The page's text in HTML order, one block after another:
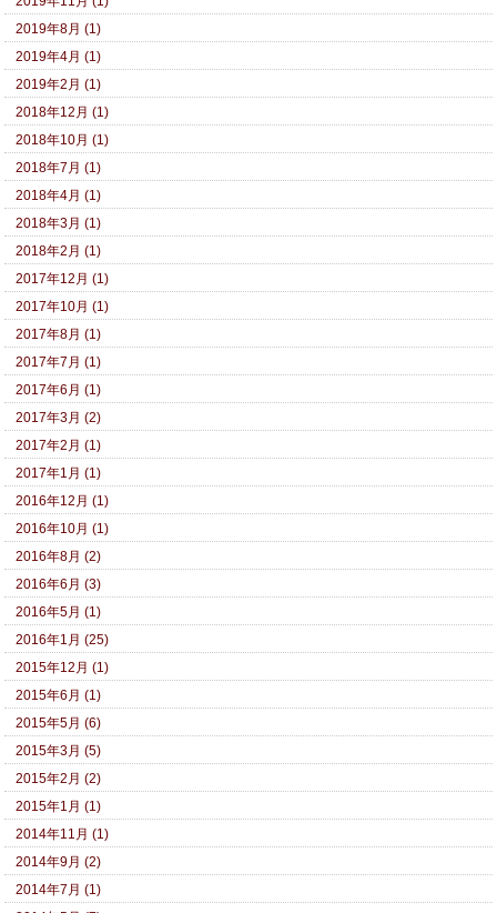
2019年8月 (1)
2019年4月 (1)
2019年2月 (1)
2018年12月 (1)
2018年10月 (1)
2018年7月 (1)
2018年4月 (1)
2018年3月 (1)
2018年2月 (1)
2017年12月 (1)
2017年10月 (1)
2017年8月 (1)
2017年7月 (1)
2017年6月 (1)
2017年3月 (2)
2017年2月 (1)
2017年1月 (1)
2016年12月 (1)
2016年10月 (1)
2016年8月 (2)
2016年6月 (3)
2016年5月 (1)
2016年1月 (25)
2015年12月 (1)
2015年6月 (1)
2015年5月 (6)
2015年3月 (5)
2015年2月 (2)
2015年1月 (1)
2014年11月 (1)
2014年9月 (2)
2014年7月 (1)